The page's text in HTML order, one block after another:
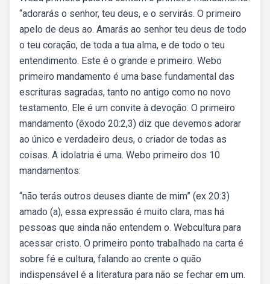
“adorarás o senhor, teu deus, e o servirás. O primeiro
apelo de deus ao. Amarás ao senhor teu deus de todo
o teu coração, de toda a tua alma, e de todo o teu
entendimento. Este é o grande e primeiro. Webo
primeiro mandamento é uma base fundamental das
escrituras sagradas, tanto no antigo como no novo
testamento. Ele é um convite à devoção. O primeiro
mandamento (êxodo 20:2,3) diz que devemos adorar
ao único e verdadeiro deus, o criador de todas as
coisas. A idolatria é uma. Webo primeiro dos 10
mandamentos:
“não terás outros deuses diante de mim” (ex 20:3)
amado (a), essa expressão é muito clara, mas há
pessoas que ainda não entendem o. Webcultura para
acessar cristo. O primeiro ponto trabalhado na carta é
sobre fé e cultura, falando ao crente o quão
indispensável é a literatura para não se fechar em um.